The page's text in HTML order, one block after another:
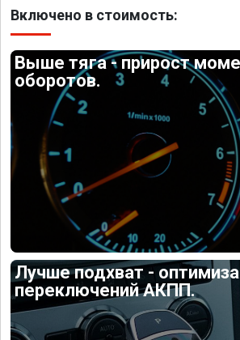
Включено в стоимость:
Выше тяга - прирост
оборотов.
Лучше подхват -
переключений АКПП.